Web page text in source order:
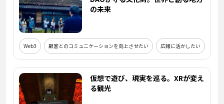
の未来
Web3 顧客とのコミュニケーションを向上させたい 広報に活かしたい
仮想で遊び、現実を巡る。XRが変え
る観光